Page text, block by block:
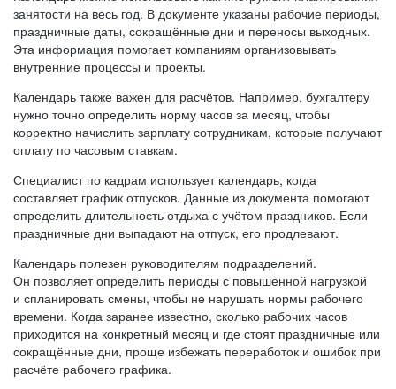
занятости на весь год. В документе указаны рабочие периоды,
праздничные даты, сокращённые дни и переносы выходных.
Эта информация помогает компаниям организовывать
внутренние процессы и проекты.
Календарь также важен для расчётов. Например, бухгалтеру
нужно точно определить норму часов за месяц, чтобы
корректно начислить зарплату сотрудникам, которые получают
оплату по часовым ставкам.
Специалист по кадрам использует календарь, когда
составляет график отпусков. Данные из документа помогают
определить длительность отдыха с учётом праздников. Если
праздничные дни выпадают на отпуск, его продлевают.
Календарь полезен руководителям подразделений.
Он позволяет определить периоды с повышенной нагрузкой
и спланировать смены, чтобы не нарушать нормы рабочего
времени. Когда заранее известно, сколько рабочих часов
приходится на конкретный месяц и где стоят праздничные или
сокращённые дни, проще избежать переработок и ошибок при
расчёте рабочего графика.